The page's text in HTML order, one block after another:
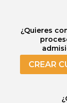
¿Quieres
CREAR